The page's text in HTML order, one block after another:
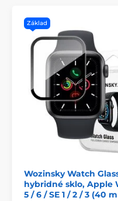
Šetrné k dotyku a
puzdro nijako
ani kvalitu ich
navrhnutý tak, aby
na mieste, bez toho
Obsah balenia:
1 x JP Watch Case
Nečakaj a dopraj
Watch Case máš
ktorú si zaslúžia.
Základ
Wozinsky Watch
hybridné sklo, Apple
5 / 6 / SE 1 / 2 / 3 (40